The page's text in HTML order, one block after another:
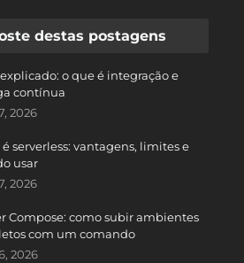
destas postagens
o que é integração e
contínua
2026
serverless: vantagens, limites e
usar
2026
Compose: como subir ambientes
com um comando
2026